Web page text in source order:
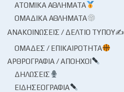
ΑΤΟΜΙΚΆ ΑΘΛΉΜΑΤΑ
ΟΜΑΔΙΚΆ ΑΘΛΉΜΑΤΑ
ΑΝΑΚΟΙΝΏΣΕΙΣ / ΔΕΛΤΊΟ ΤΎΠΟΥ✍
ΟΜΆΔΕΣ / ΕΠΙΚΑΙΡΌΤΗΤΑ
ΑΡΘΡΟΓΡΑΦΊΑ / ΑΠΌΗΧΟΙ
ΔΗΛΏΣΕΙΣ
ΕΙΔΗΣΕΟΓΡΑΦΊΑ